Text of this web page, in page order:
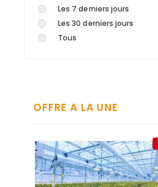
Les 7 derniers jours
Les 30 derniers jours
Tous
OFFRE A LA UNE